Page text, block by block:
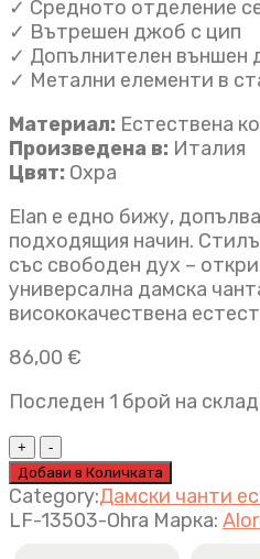
✓ Средното отделение
✓ Вътрешен джоб с цип
✓ Допълнителен външен
✓ Метални елементи в
Материал: Естествена
Произведена в: Италия
Цвят: Охра
Elan е едно бижу,
подходящия начин.
със свободен дух –
универсална дамска
висококачествена
86,00 €
Последен 1 брой на
Дамска
чанта
Elan
охра
Добави в Количката
Category:Дамски чанти
LF-13503-Ohra Марка: